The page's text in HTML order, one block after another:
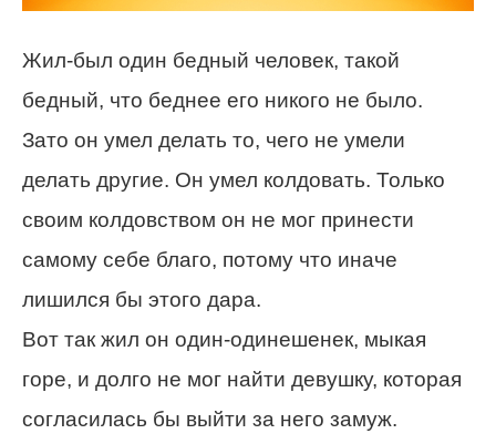
Жил-был один бедный человек, такой
бедный, что беднее его никого не было.
Зато он умел делать то, чего не умели
делать другие. Он умел колдовать. Только
своим колдовством он не мог принести
самому себе благо, потому что иначе
лишился бы этого дара.
Вот так жил он один-одинешенек, мыкая
горе, и долго не мог найти девушку, которая
согласилась бы выйти за него замуж.